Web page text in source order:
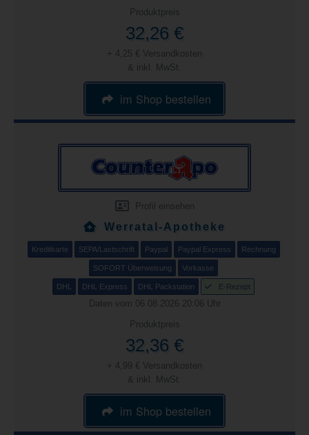
Produktpreis
32,26 €
+ 4,25 € Versandkosten
& inkl. MwSt.
im Shop bestellen
Profil einsehen
Werratal-Apotheke
Kreditkarte SEPA/Lastschrift Paypal Paypal Express Rechnung
SOFORT Überweisung Vorkasse
DHL DHL Express DHL Packstation E-Rezept
Daten vom 06.08.2026 20:06 Uhr
Produktpreis
32,36 €
+ 4,99 € Versandkosten
& inkl. MwSt.
im Shop bestellen